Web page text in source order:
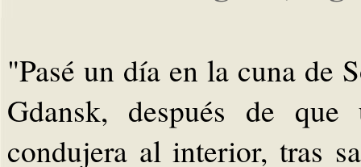
"Pasé un día en la cuna de
Gdansk, después de que
condujera al interior, tras